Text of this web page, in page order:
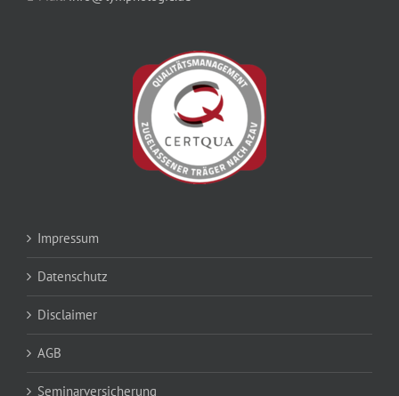
Impressum
Datenschutz
Disclaimer
AGB
Seminarversicherung